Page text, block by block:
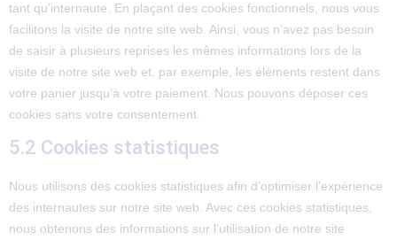
tant qu’internaute. En plaçant des cookies fonctionnels, nous vous
facilitons la visite de notre site web. Ainsi, vous n’avez pas besoin
de saisir à plusieurs reprises les mêmes informations lors de la
visite de notre site web et, par exemple, les éléments restent dans
votre panier jusqu’à votre paiement. Nous pouvons déposer ces
cookies sans votre consentement.
5.2 Cookies statistiques
Nous utilisons des cookies statistiques afin d’optimiser l’expérience
des internautes sur notre site web. Avec ces cookies statistiques,
nous obtenons des informations sur l’utilisation de notre site